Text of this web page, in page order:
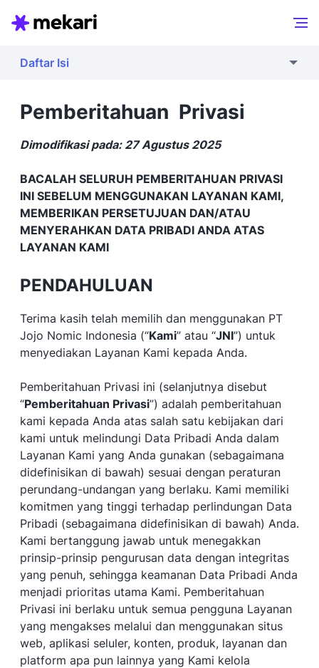
Daftar Isi
Pemberitahuan Privasi
Dimodifikasi pada: 27 Agustus 2025
BACALAH SELURUH PEMBERITAHUAN PRIVASI
INI SEBELUM MENGGUNAKAN LAYANAN KAMI,
MEMBERIKAN PERSETUJUAN DAN/ATAU
MENYERAHKAN DATA PRIBADI ANDA ATAS
LAYANAN KAMI
PENDAHULUAN
Terima kasih telah memilih dan menggunakan PT
Jojo Nomic Indonesia (“Kami” atau “JNI”) untuk
menyediakan Layanan Kami kepada Anda.
Pemberitahuan Privasi ini (selanjutnya disebut
“Pemberitahuan Privasi”) adalah pemberitahuan
kami kepada Anda atas salah satu kebijakan dari
kami untuk melindungi Data Pribadi Anda dalam
Layanan Kami yang Anda gunakan (sebagaimana
didefinisikan di bawah) sesuai dengan peraturan
perundang-undangan yang berlaku. Kami memiliki
komitmen yang tinggi terhadap perlindungan Data
Pribadi (sebagaimana didefinisikan di bawah) Anda.
Kami bertanggung jawab untuk menegakkan
prinsip-prinsip pengurusan data dengan integritas
yang penuh, sehingga keamanan Data Pribadi Anda
menjadi prioritas utama Kami. Pemberitahuan
Privasi ini berlaku untuk semua pengguna Layanan
yang mengakses melalui dan menggunakan situs
web, aplikasi seluler, konten, produk, layanan dan
platform apa pun lainnya yang Kami kelola